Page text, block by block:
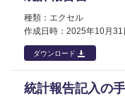
エクセル
2025年10月31
ダウンロード
統計報告記入の